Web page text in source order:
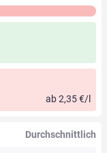
ab 2,35 €/l
Durchschnittlich